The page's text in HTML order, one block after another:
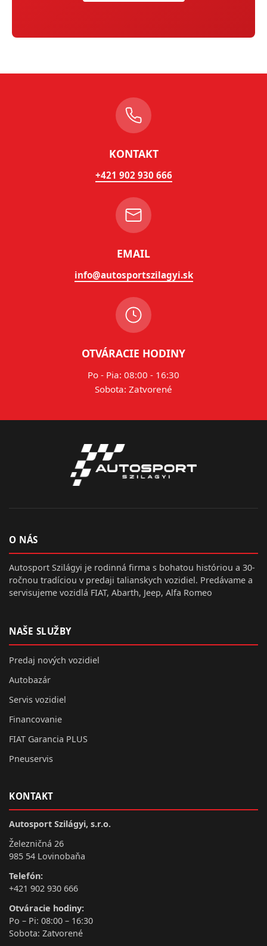
KONTAKT
+421 902 930 666
EMAIL
info@autosportszilagyi.sk
OTVÁRACIE HODINY
Po - Pia: 08:00 - 16:30
Sobota: Zatvorené
O NÁS
Autosport Szilágyi je rodinná firma s bohatou históriou a 30-
ročnou tradíciou v predaji talianskych vozidiel. Predávame a
servisujeme vozidlá FIAT, Abarth, Jeep, Alfa Romeo
NAŠE SLUŽBY
Predaj nových vozidiel
Autobazár
Servis vozidiel
Financovanie
FIAT Garancia PLUS
Pneuservis
KONTAKT
Autosport Szilágyi, s.r.o.
Železničná 26
985 54 Lovinobaňa
Telefón:
+421 902 930 666
Otváracie hodiny:
Po – Pi: 08:00 – 16:30
Sobota: Zatvorené